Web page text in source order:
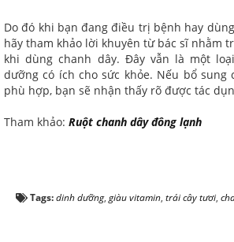
Do đó khi bạn đang điều trị bệnh hay
hãy tham khảo lời khuyên từ bác sĩ nhằm
khi dùng chanh dây. Đây vẫn là một
dưỡng có ích cho sức khỏe. Nếu bổ sung
phù hợp, bạn sẽ nhận thấy rõ được tác
Tham khảo: Ruột chanh dây đông lạnh
Tags:dinh dưỡng, giàu vitamin, trái cây tươi,